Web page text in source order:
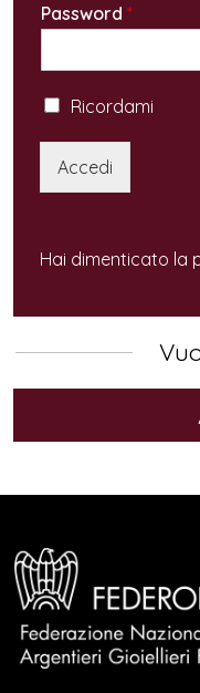
Password *
Ricordami
Accedi
Hai dimenticato la